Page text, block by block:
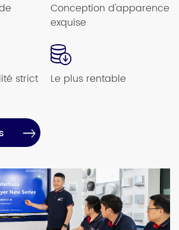
Conception d'apparence
exquise
strict Le plus rentable